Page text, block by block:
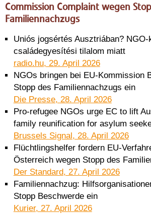
Commission Complaint wegen
Familiennachzugs
Uniós jogsértés Ausztriában?
családegyesítési tilalom miatt
radio.hu, 29. April 2026
NGOs bringen bei EU-Kommission
Stopp des Familiennachzugs ein
Die Presse, 28. April 2026
Pro-refugee NGOs urge EC to lift
family reunification for asylum
Brussels Signal, 28. April 2026
Flüchtlingshelfer fordern EU-
Österreich wegen Stopp des
Der Standard, 27. April 2026
Familiennachzug:
Stopp Beschwerde ein
Kurier, 27. April 2026